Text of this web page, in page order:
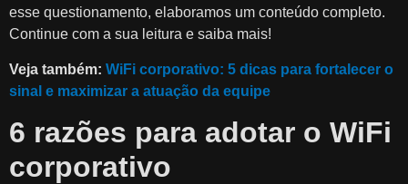
esse questionamento, elaboramos um conteúdo completo.
Continue com a sua leitura e saiba mais!
Veja também: WiFi corporativo: 5 dicas para fortalecer o
sinal e maximizar a atuação da equipe
6 razões para adotar o WiFi
corporativo